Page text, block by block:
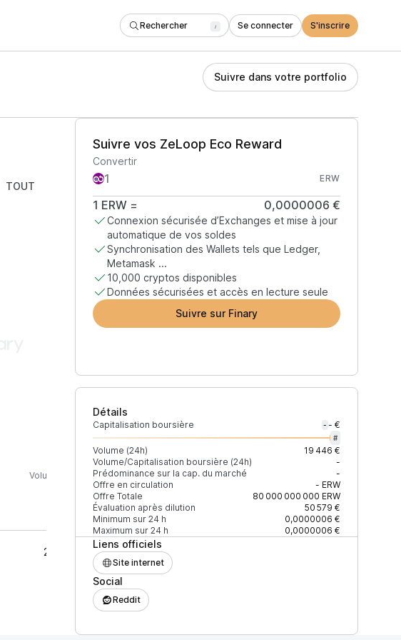
Rechercher / Se connecter S'inscrire
Suivre dans votre portfolio
TOUT
Suivre vos ZeLoop Eco Reward
Convertir
ERW
1 ERW= 0,0000006 €
Connexion sécurisée d’Exchanges et mise à jour
automatique de vos soldes
Synchronisation des Wallets tels que Ledger,
Metamask ...
10,000 cryptos disponibles
Données sécurisées et accès en lecture seule
Suivre sur Finary
Détails
Capitalisation boursière - - €
#
Volume (24h)
19 446 €
Volume/Capitalisation boursière (24h)
-
Prédominance sur la cap. du marché
-
Offre en circulation
- ERW
Offre Totale
80 000 000 000 ERW
Évaluation après dilution
50 579 €
Minimum sur 24 h
0,0000006 €
Maximum sur 24 h
0,0000006 €
Liens officiels
Site internet
Social
Reddit
Volume (24h) % du volume Confiance Mis à jour
22 482 $ 100 %